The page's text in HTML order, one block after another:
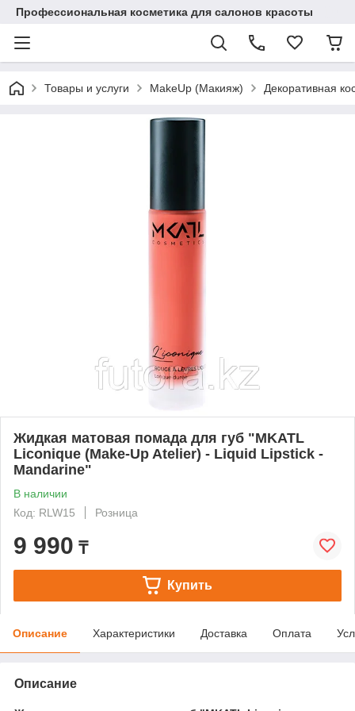
Профессиональная косметика для салонов красоты
Товары и услуги MakeUp (Макияж) Декоративная
Жидкая матовая помада для губ "MKATL
Liconique (Make-Up Atelier) - Liquid Lipstick -
Mandarine"
В наличии
Код: RLW15
Розница
9 990 ₸
Купить
Описание Характеристики Доставка Оплата
Описание